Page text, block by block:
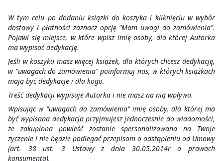
W tym celu po dodaniu książki do koszyka i kliknięciu w wybór
dostawy i płatności zaznacz opcję "Mam uwagi do zamówienia".
Pojawi się miejsce, w które wpisz imię osoby, dla której Autorka
ma wypisać dedykację.
Jeśli w koszyku masz więcej książek, dla których chcesz dedykację,
w "uwagach do zamówienia" poinformuj nas, w których książkach
mają być dedykacje i dla kogo.
Treść dedykacji wypisuje Autorka i nie masz na nią wpływu.
Wpisując w "uwagach do zamówienia" imię osoby, dla której ma
być wypisana dedykacja przyjmujesz jednoczesnie do wiadomości,
że zakupiona powieść zostanie spersonalizowana na Twoje
życzenie i nie będzie podlegać przepisom o odstąpieniu od Umowy
(art. 38 ust. 3 Ustawy z dnia 30.05.2014r o prawach
konsumenta).